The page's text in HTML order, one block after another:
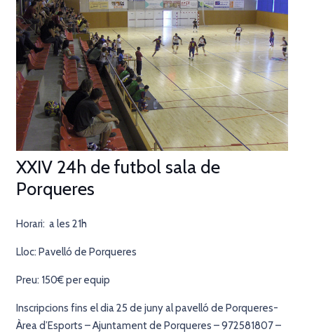
XXIV 24h de futbol sala de
Porqueres
Horari: a les 21h
Lloc: Pavelló de Porqueres
Preu: 150€ per equip
Inscripcions fins el dia 25 de juny al pavelló de Porqueres-
Àrea d’Esports – Ajuntament de Porqueres – 972581807 –